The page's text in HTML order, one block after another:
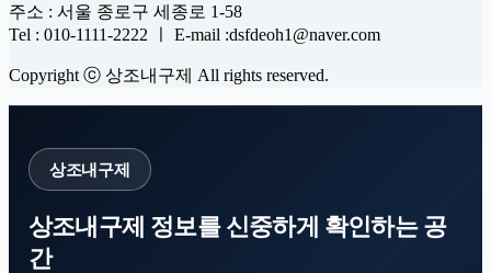
주소 : 서울 종로구 세종로 1-58
Tel : 010-1111-2222 ㅣ E-mail :dsfdeoh1@naver.com
Copyright ⓒ 상조내구제 All rights reserved.
상조내구제
상조내구제 정보를 신중하게 확인하는 공
간